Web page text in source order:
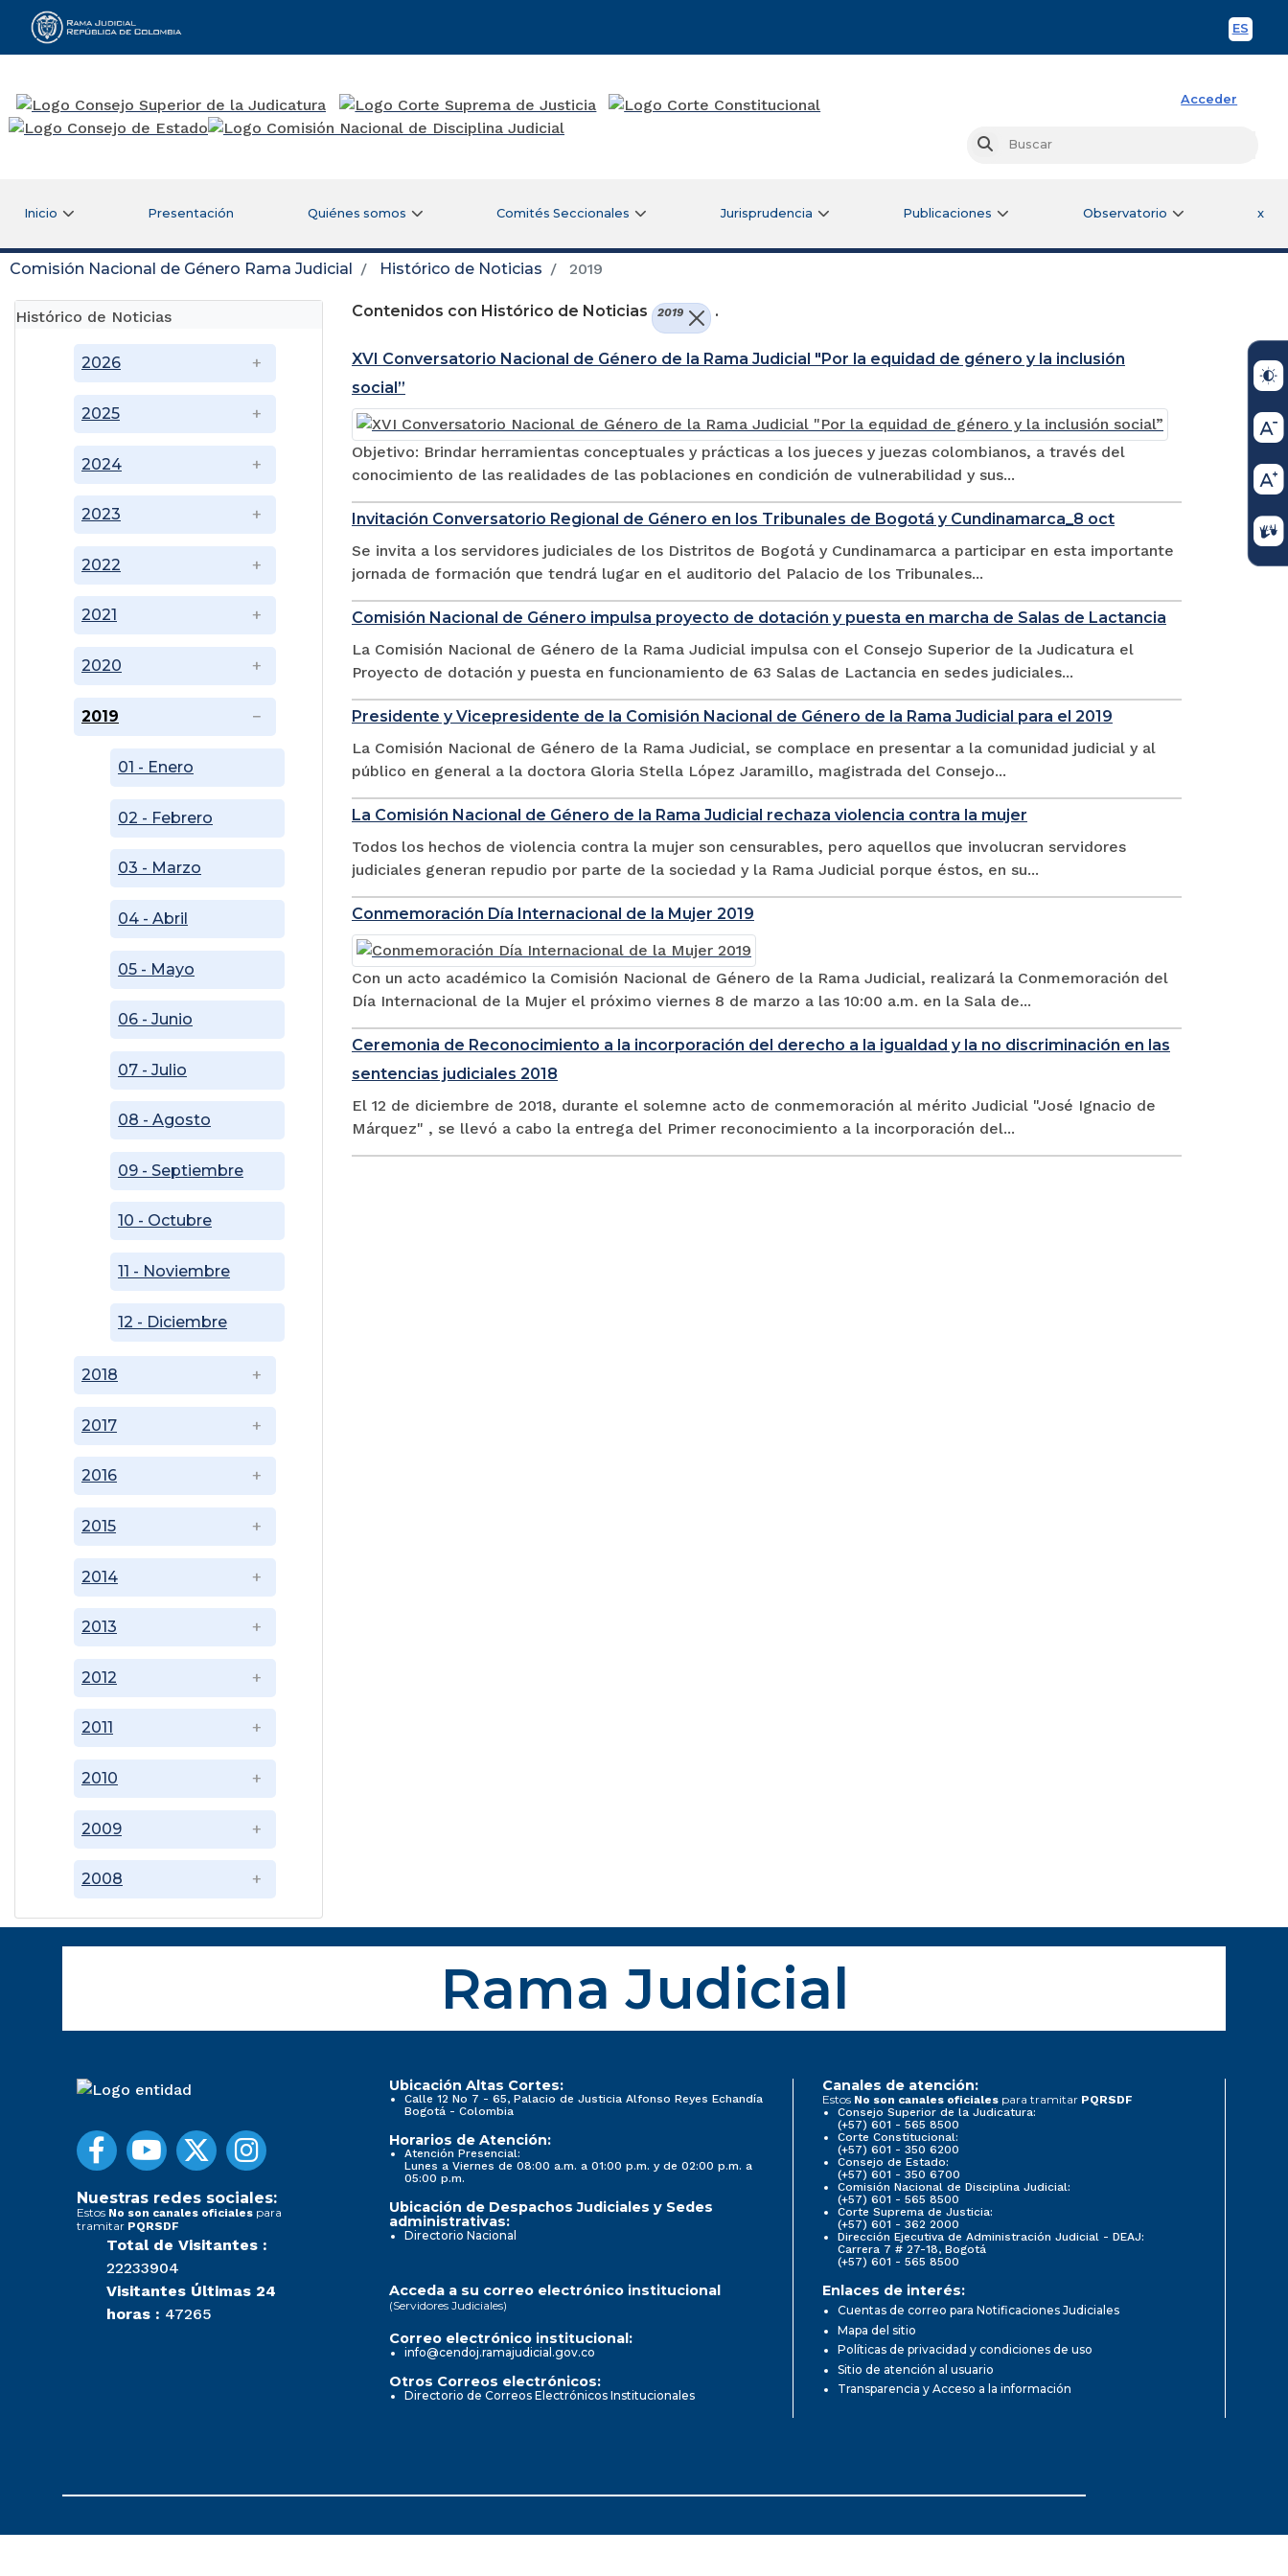
ES
Rama Judicial
Acceder
Buscar
Inicio Presentación Quiénes somos Comités Seccionales Jurisprudencia Publicaciones Observatorio x
Comisión Nacional de Género Rama Judicial Histórico de Noticias 2019
Histórico de Noticias
2008
2009
2010
2011
2012
2013
2014
2015
2016
2017
2018
2019
01 - Enero
02 - Febrero
03 - Marzo
04 - Abril
05 - Mayo
06 - Junio
07 - Julio
08 - Agosto
09 - Septiembre
10 - Octubre
11 - Noviembre
12 - Diciembre
2020
2021
2022
2023
2024
2025
2026
Contenidos con Histórico de Noticias 2019 .
XVI Conversatorio Nacional de Género de la Rama Judicial "Por la equidad de género y la inclusión
social”
Objetivo: Brindar herramientas conceptuales y prácticas a los jueces y juezas colombianos, a través del
conocimiento de las realidades de las poblaciones en condición de vulnerabilidad y sus...
Invitación Conversatorio Regional de Género en los Tribunales de Bogotá y Cundinamarca_8 oct
Se invita a los servidores judiciales de los Distritos de Bogotá y Cundinamarca a participar en esta importante
jornada de formación que tendrá lugar en el auditorio del Palacio de los Tribunales...
Comisión Nacional de Género impulsa proyecto de dotación y puesta en marcha de Salas de Lactancia
La Comisión Nacional de Género de la Rama Judicial impulsa con el Consejo Superior de la Judicatura el
Proyecto de dotación y puesta en funcionamiento de 63 Salas de Lactancia en sedes judiciales...
Presidente y Vicepresidente de la Comisión Nacional de Género de la Rama Judicial para el 2019
La Comisión Nacional de Género de la Rama Judicial, se complace en presentar a la comunidad judicial y al
público en general a la doctora Gloria Stella López Jaramillo, magistrada del Consejo...
La Comisión Nacional de Género de la Rama Judicial rechaza violencia contra la mujer
Todos los hechos de violencia contra la mujer son censurables, pero aquellos que involucran servidores
judiciales generan repudio por parte de la sociedad y la Rama Judicial porque éstos, en su...
Conmemoración Día Internacional de la Mujer 2019
Con un acto académico la Comisión Nacional de Género de la Rama Judicial, realizará la Conmemoración del
Día Internacional de la Mujer el próximo viernes 8 de marzo a las 10:00 a.m. en la Sala de...
Ceremonia de Reconocimiento a la incorporación del derecho a la igualdad y la no discriminación en las
sentencias judiciales 2018
El 12 de diciembre de 2018, durante el solemne acto de conmemoración al mérito Judicial "José Ignacio de
Márquez" , se llevó a cabo la entrega del Primer reconocimiento a la incorporación del...
Rama Judicial
Nuestras redes sociales:
Estos No son canales oficiales para
tramitar PQRSDF
Total de Visitantes :
22233904
Visitantes Últimas 24
horas : 47265
Ubicación Altas Cortes:
Calle 12 No 7 - 65, Palacio de Justicia Alfonso Reyes Echandía
Bogotá - Colombia
Horarios de Atención:
Atención Presencial:
Lunes a Viernes de 08:00 a.m. a 01:00 p.m. y de 02:00 p.m. a
05:00 p.m.
Ubicación de Despachos Judiciales y Sedes
administrativas:
Directorio Nacional
Canales de atención:
Estos No son canales oficiales para tramitar PQRSDF
Consejo Superior de la Judicatura:
(+57) 601 - 565 8500
Corte Constitucional:
(+57) 601 - 350 6200
Consejo de Estado:
(+57) 601 - 350 6700
Comisión Nacional de Disciplina Judicial:
(+57) 601 - 565 8500
Corte Suprema de Justicia:
(+57) 601 - 362 2000
Dirección Ejecutiva de Administración Judicial - DEAJ:
Carrera 7 # 27-18, Bogotá
(+57) 601 - 565 8500
Acceda a su correo electrónico institucional
(Servidores Judiciales)
Correo electrónico institucional:
info@cendoj.ramajudicial.gov.co
Otros Correos electrónicos:
Directorio de Correos Electrónicos Institucionales
Enlaces de interés:
Cuentas de correo para Notificaciones Judiciales
Mapa del sitio
Políticas de privacidad y condiciones de uso
Sitio de atención al usuario
Transparencia y Acceso a la información